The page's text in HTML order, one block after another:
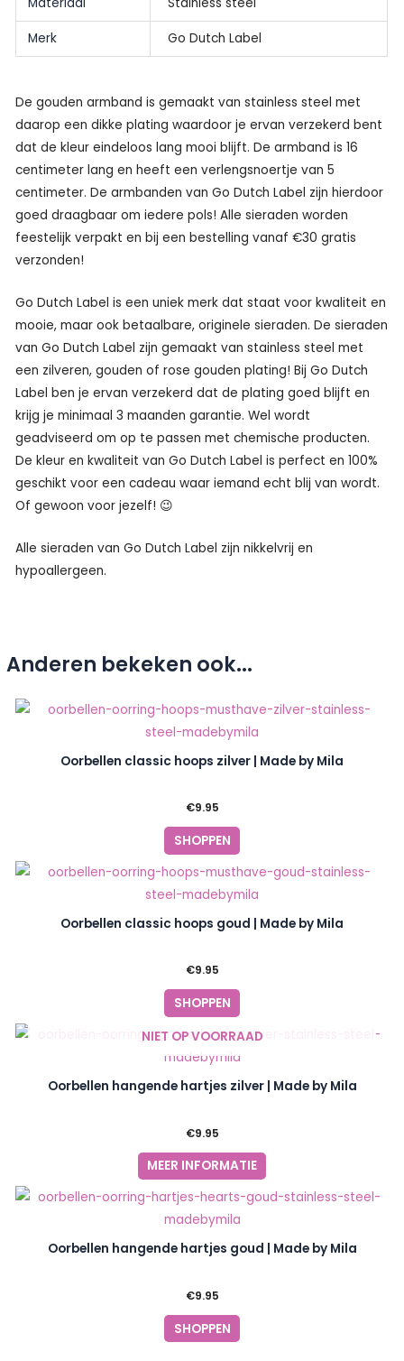
Merk Go Dutch Label
De gouden armband is gemaakt van stainless steel met
daarop een dikke plating waardoor je ervan verzekerd bent
dat de kleur eindeloos lang mooi blijft. De armband is 16
centimeter lang en heeft een verlengsnoertje van 5
centimeter. De armbanden van Go Dutch Label zijn hierdoor
goed draagbaar om iedere pols! Alle sieraden worden
feestelijk verpakt en bij een bestelling vanaf €30 gratis
verzonden!
Go Dutch Label is een uniek merk dat staat voor kwaliteit en
mooie, maar ook betaalbare, originele sieraden. De sieraden
van Go Dutch Label zijn gemaakt van stainless steel met
een zilveren, gouden of rose gouden plating! Bij Go Dutch
Label ben je ervan verzekerd dat de plating goed blijft en
krijg je minimaal 3 maanden garantie. Wel wordt
geadviseerd om op te passen met chemische producten.
De kleur en kwaliteit van Go Dutch Label is perfect en 100%
geschikt voor een cadeau waar iemand echt blij van wordt.
Of gewoon voor jezelf! 😉
Alle sieraden van Go Dutch Label zijn nikkelvrij en
hypoallergeen.
Anderen bekeken ook...
Oorbellen classic hoops zilver | Made by Mila
€9.95
SHOPPEN
Oorbellen classic hoops goud | Made by Mila
€9.95
SHOPPEN
NIET OP VOORRAAD
Oorbellen hangende hartjes zilver | Made by Mila
€9.95
MEER INFORMATIE
Oorbellen hangende hartjes goud | Made by Mila
€9.95
SHOPPEN